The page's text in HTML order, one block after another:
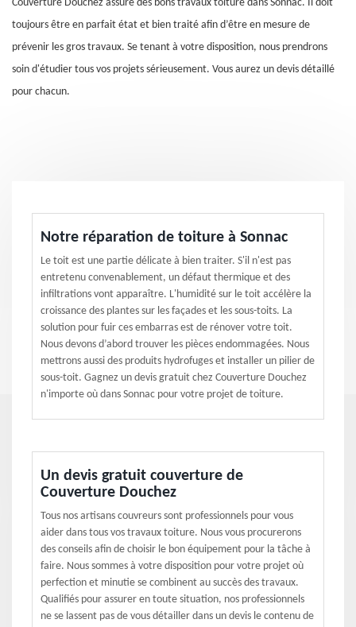
Couverture Douchez assure des bons travaux toiture dans Sonnac. Il doit
toujours être en parfait état et bien traité afin d’être en mesure de
prévenir les gros travaux. Se tenant à votre disposition, nous prendrons
soin d'étudier tous vos projets sérieusement. Vous aurez un devis détaillé
pour chacun.
Notre réparation de toiture à Sonnac
Le toit est une partie délicate à bien traiter. S'il n'est pas
entretenu convenablement, un défaut thermique et des
infiltrations vont apparaître. L'humidité sur le toit accélère la
croissance des plantes sur les façades et les sous-toits. La
solution pour fuir ces embarras est de rénover votre toit.
Nous devons d’abord trouver les pièces endommagées. Nous
mettrons aussi des produits hydrofuges et installer un pilier de
sous-toit. Gagnez un devis gratuit chez Couverture Douchez
n'importe où dans Sonnac pour votre projet de toiture.
Un devis gratuit couverture de
Couverture Douchez
Tous nos artisans couvreurs sont professionnels pour vous
aider dans tous vos travaux toiture. Nous vous procurerons
des conseils afin de choisir le bon équipement pour la tâche à
faire. Nous sommes à votre disposition pour votre projet où
perfection et minutie se combinent au succès des travaux.
Qualifiés pour assurer en toute situation, nos professionnels
ne se lassent pas de vous détailler dans un devis le contenu de